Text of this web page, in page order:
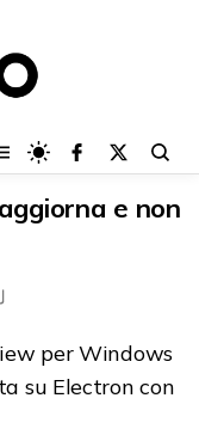
e non
per Windows
su Electron con